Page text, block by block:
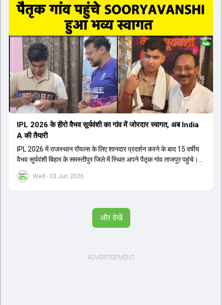
Wed - 03 Jun 2026
IPL 2026 के हीरो वैभव सूर्यवंशी का गांव में जोरदार स्वागत, अब India
A की तैयारी
IPL 2026 में राजस्थान रॉयल्स के लिए शानदार प्रदर्शन करने के बाद 15 वर्षीय
वैभव सूर्यवंशी बिहार के समस्तीपुर जिले में स्थित अपने पैतृक गांव ताजपुर पहुंचे।
गांव में उनका भव्य स्वागत किया गया और स्थानीय लोगों ने उन्हें मिथिला की परंपरा
के अनुसार पाग और चादर भेंट की। वैभव के पिता संजीव सूर्यवंशी ने उन्हें 5 साल की
तैयारियां शुरू करेंगे। 9 जून से श्रीलंका के खिलाफ होने वाली ट्राई-सीरीज में वैभव
और देखें